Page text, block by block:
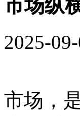
市场纵
2025-
市场，